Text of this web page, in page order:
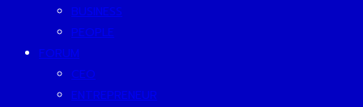
BUSINESS
PEOPLE
FORUM
CEO
ENTREPRENEUR